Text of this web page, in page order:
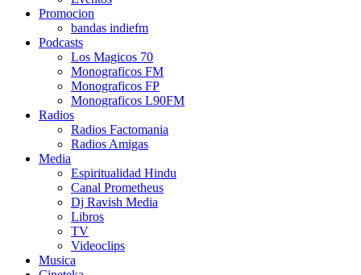
Promocion
bandas indiefm
Podcasts
Los Magicos 70
Monograficos FM
Monograficos FP
Monograficos L90FM
Radios
Radios Factomania
Radios Amigas
Media
Espiritualidad Hindu
Canal Prometheus
Dj Ravish Media
Libros
TV
Videoclips
Musica